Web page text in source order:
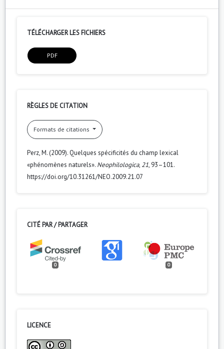
TÉLÉCHARGER LES FICHIERS
PDF
RÈGLES DE CITATION
Formats de citations
Perz, M. (2009). Quelques spécificités du champ lexical
«phénomènes naturels». Neophilologica, 21, 93–101.
https://doi.org/10.31261/NEO.2009.21.07
CITÉ PAR / PARTAGER
0 0
LICENCE